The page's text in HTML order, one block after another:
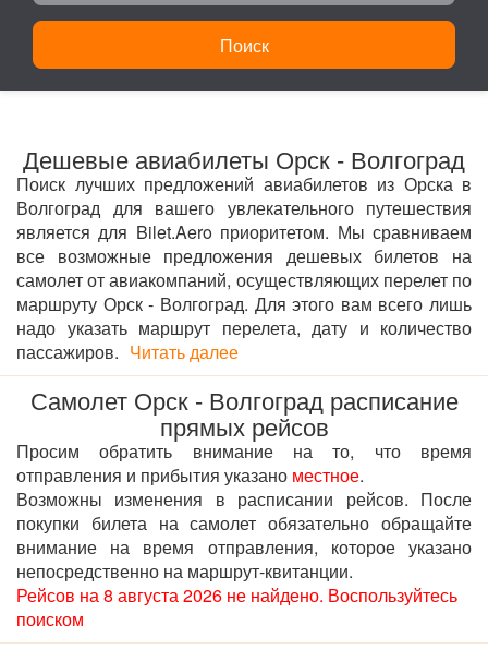
Поиск
Дешевые авиабилеты Орск - Волгоград
Поиск лучших предложений авиабилетов из Орска в
Волгоград для вашего увлекательного путешествия
является для Bilet.Aero приоритетом. Мы сравниваем
все возможные предложения дешевых билетов на
самолет от авиакомпаний, осуществляющих перелет по
маршруту Орск - Волгоград. Для этого вам всего лишь
надо указать маршрут перелета, дату и количество
пассажиров. Читать далее
Самолет Орск - Волгоград расписание
прямых рейсов
Просим обратить внимание на то, что время
отправления и прибытия указано местное.
Возможны изменения в расписании рейсов. После
покупки билета на самолет обязательно обращайте
внимание на время отправления, которое указано
непосредственно на маршрут-квитанции.
Рейсов на 8 августа 2026 не найдено. Воспользуйтесь
поиском